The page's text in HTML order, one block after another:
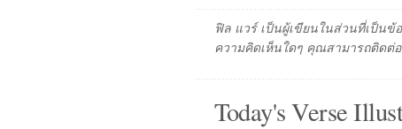
ฟิล แวร์ เป็นผู้เขียนในส่วนที่เป็น
ความคิดเห็นใดๆ คุณสามารถติดต่
Today's Verse